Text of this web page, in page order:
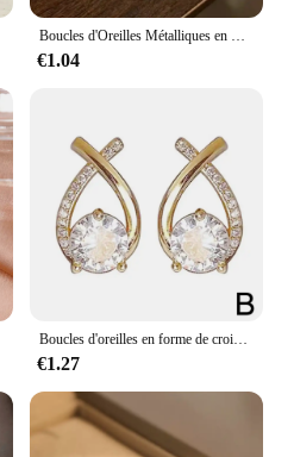
Boucles d'Oreilles Métalliques en Or pour Femmes, Style Cool Simple, Forme Géométrique Irrégulière, Bijoux de ixPersonnalisés
€1.04
Boucles d'oreilles en forme de croix pour femmes et filles, style coréen, bijoux élégants en cristal, boucles d'oreilles en queue de poisson, cadeaux pour dames
€1.27